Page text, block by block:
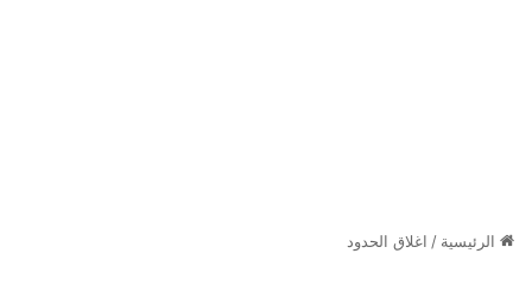
الرئيسية / اغلاق الحدود